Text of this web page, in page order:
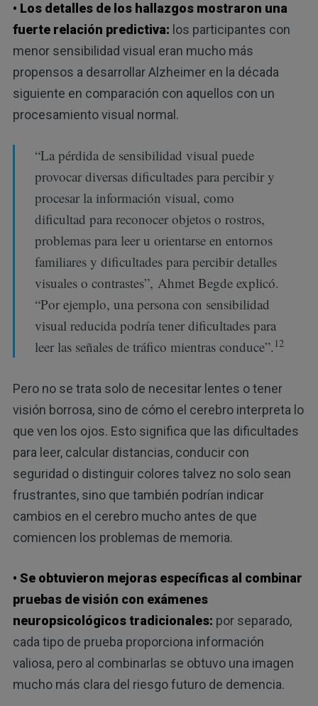
• Los detalles de los hallazgos mostraron una
fuerte relación predictiva: los participantes con
menor sensibilidad visual eran mucho más
propensos a desarrollar Alzheimer en la década
siguiente en comparación con aquellos con un
procesamiento visual normal.
“La pérdida de sensibilidad visual puede
provocar diversas dificultades para percibir y
procesar la información visual, como
dificultad para reconocer objetos o rostros,
problemas para leer u orientarse en entornos
familiares y dificultades para percibir detalles
visuales o contrastes”, Ahmet Begde explicó.
“Por ejemplo, una persona con sensibilidad
visual reducida podría tener dificultades para
leer las señales de tráfico mientras conduce”. 12
Pero no se trata solo de necesitar lentes o tener
visión borrosa, sino de cómo el cerebro interpreta lo
que ven los ojos. Esto significa que las dificultades
para leer, calcular distancias, conducir con
seguridad o distinguir colores talvez no solo sean
frustrantes, sino que también podrían indicar
cambios en el cerebro mucho antes de que
comiencen los problemas de memoria.
• Se obtuvieron mejoras específicas al combinar
pruebas de visión con exámenes
neuropsicológicos tradicionales: por separado,
cada tipo de prueba proporciona información
valiosa, pero al combinarlas se obtuvo una imagen
mucho más clara del riesgo futuro de demencia.